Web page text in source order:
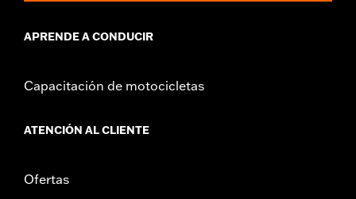
APRENDE A CONDUCIR
Capacitación de motocicletas
ATENCIÓN AL CLIENTE
Ofertas